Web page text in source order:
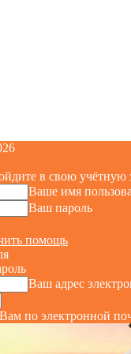
в свою учётную
Ваше имя
Ваш пароль
помощь
Ваш адрес
по электронной